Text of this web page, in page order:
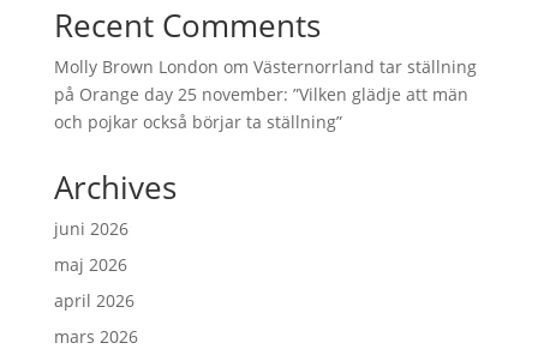
Recent Comments
Molly Brown London om Västernorrland tar ställning
på Orange day 25 november: ”Vilken glädje att män
och pojkar också börjar ta ställning”
Archives
juni 2026
maj 2026
april 2026
mars 2026